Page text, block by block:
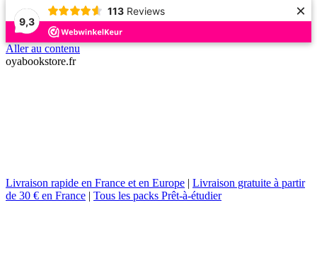
9,3
113 Reviews ×
Aller au contenu
oyabookstore.fr
Livraison rapide en France et en Europe | Livraison gratuite à partir
de 30 € en France | Tous les packs Prêt-à-étudier